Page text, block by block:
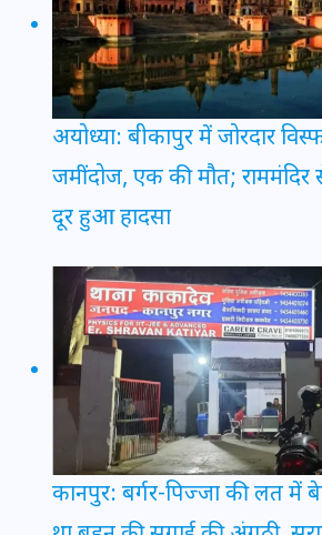
अयोध्या: बीकापुर में जोरदार
जमींदोज, एक की मौत; राममंदिर
दूर हुआ हादसा
कानपुर: बर्गर-पिज्जा की लत में